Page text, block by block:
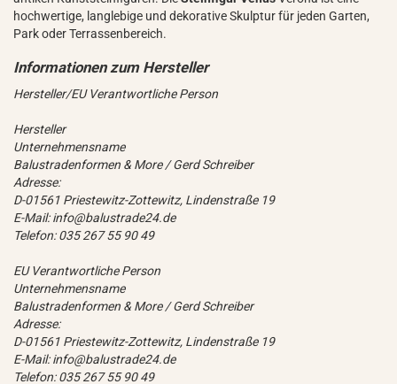
hochwertige, langlebige und dekorative Skulptur für jeden Garten,
Park oder Terrassenbereich.
Hersteller/EU Verantwortliche Person
Hersteller
Unternehmensname
Balustradenformen & More / Gerd Schreiber
Adresse:
D-01561 Priestewitz-Zottewitz, Lindenstraße 19
E-Mail: info@balustrade24.de
Telefon: 035 267 55 90 49
EU Verantwortliche Person
Unternehmensname
Balustradenformen & More / Gerd Schreiber
Adresse:
D-01561 Priestewitz-Zottewitz, Lindenstraße 19
E-Mail: info@balustrade24.de
Telefon: 035 267 55 90 49